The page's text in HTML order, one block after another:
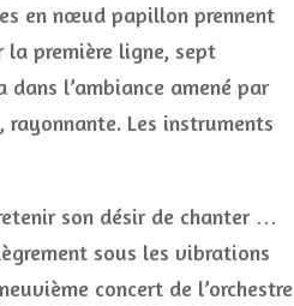
en nœud papillon prennent
la première ligne, sept
l’ambiance amené par
Les instruments
son désir de chanter …
sous les vibrations
concert de l’orchestre